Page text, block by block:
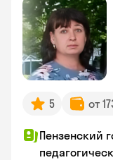
5 от
Пензенский